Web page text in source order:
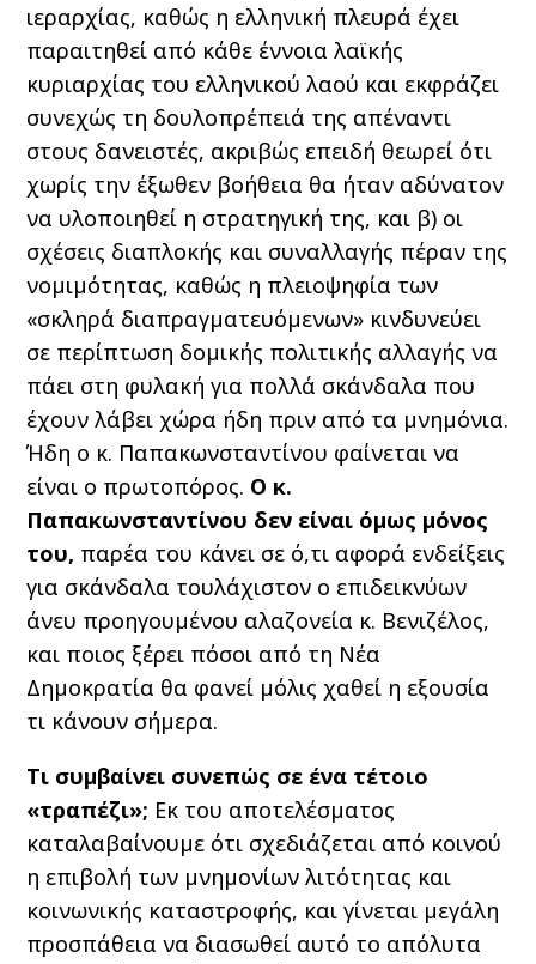
ιεραρχίας, καθώς η ελληνική πλευρά έχει
παραιτηθεί από κάθε έννοια λαϊκής
κυριαρχίας του ελληνικού λαού και εκφράζει
συνεχώς τη δουλοπρέπειά της απέναντι
στους δανειστές, ακριβώς επειδή θεωρεί ότι
χωρίς την έξωθεν βοήθεια θα ήταν αδύνατον
να υλοποιηθεί η στρατηγική της, και β) οι
σχέσεις διαπλοκής και συναλλαγής πέραν της
νομιμότητας, καθώς η πλειοψηφία των
«σκληρά διαπραγματευόμενων» κινδυνεύει
σε περίπτωση δομικής πολιτικής αλλαγής να
πάει στη φυλακή για πολλά σκάνδαλα που
έχουν λάβει χώρα ήδη πριν από τα μνημόνια.
Ήδη ο κ. Παπακωνσταντίνου φαίνεται να
είναι ο πρωτοπόρος. Ο κ.
Παπακωνσταντίνου δεν είναι όμως μόνος
του, παρέα του κάνει σε ό,τι αφορά ενδείξεις
για σκάνδαλα τουλάχιστον ο επιδεικνύων
άνευ προηγουμένου αλαζονεία κ. Βενιζέλος,
και ποιος ξέρει πόσοι από τη Νέα
Δημοκρατία θα φανεί μόλις χαθεί η εξουσία
τι κάνουν σήμερα.
Τι συμβαίνει συνεπώς σε ένα τέτοιο
«τραπέζι»; Εκ του αποτελέσματος
καταλαβαίνουμε ότι σχεδιάζεται από κοινού
η επιβολή των μνημονίων λιτότητας και
κοινωνικής καταστροφής, και γίνεται μεγάλη
προσπάθεια να διασωθεί αυτό το απόλυτα